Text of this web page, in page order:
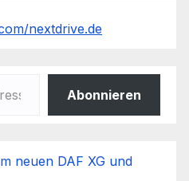
nextdrive.de
Abonnieren